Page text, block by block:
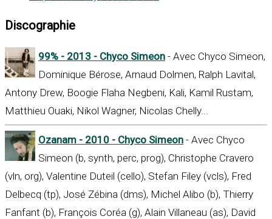
Discographie
99% - 2013 - Chyco Simeon - Avec Chyco Simeon,
Dominique Bérose, Arnaud Dolmen, Ralph Lavital,
Antony Drew, Boogie Flaha Negbeni, Kali, Kamil Rustam,
Matthieu Ouaki, Nikol Wagner, Nicolas Chelly...
Ozanam - 2010 - Chyco Simeon - Avec Chyco
Simeon (b, synth, perc, prog), Christophe Cravero
(vln, org), Valentine Duteil (cello), Stefan Filey (vcls), Fred
Delbecq (tp), José Zébina (dms), Michel Alibo (b), Thierry
Fanfant (b), François Coréa (g), Alain Villaneau (as), David